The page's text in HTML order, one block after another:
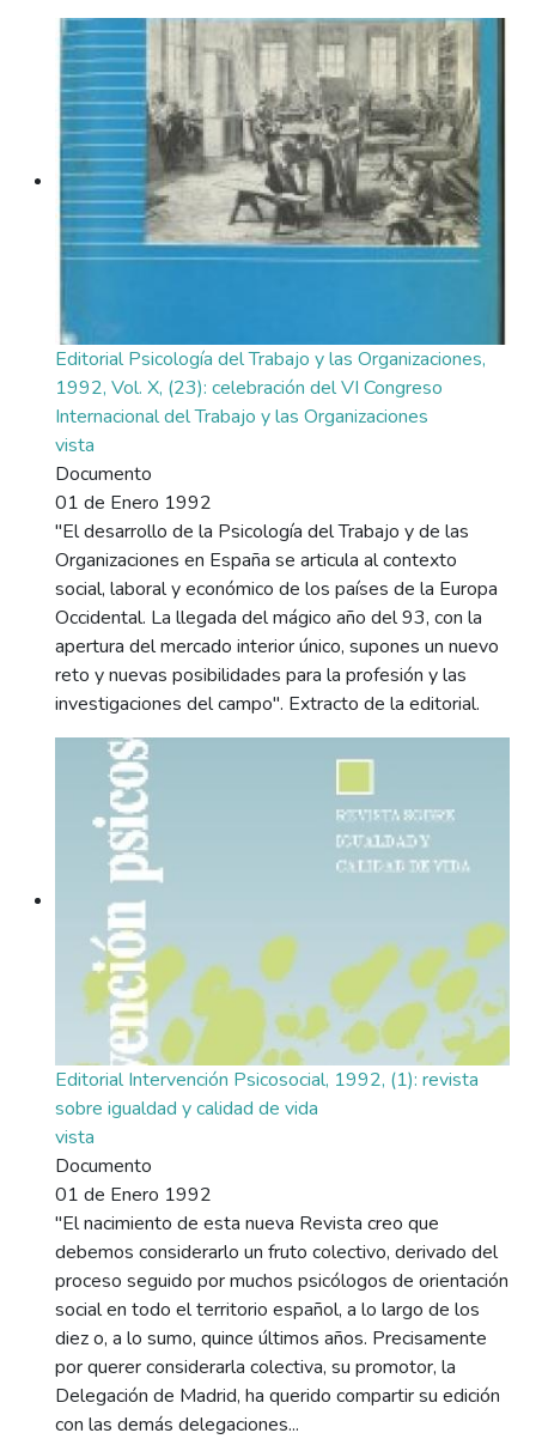
Editorial Psicología del Trabajo y las Organizaciones,
1992, Vol. X, (23): celebración del VI Congreso
Internacional del Trabajo y las Organizaciones
vista
Documento
01 de Enero 1992
"El desarrollo de la Psicología del Trabajo y de las
Organizaciones en España se articula al contexto
social, laboral y económico de los países de la Europa
Occidental. La llegada del mágico año del 93, con la
apertura del mercado interior único, supones un nuevo
reto y nuevas posibilidades para la profesión y las
investigaciones del campo". Extracto de la editorial.
Editorial Intervención Psicosocial, 1992, (1): revista
sobre igualdad y calidad de vida
vista
Documento
01 de Enero 1992
"El nacimiento de esta nueva Revista creo que
debemos considerarlo un fruto colectivo, derivado del
proceso seguido por muchos psicólogos de orientación
social en todo el territorio español, a lo largo de los
diez o, a lo sumo, quince últimos años. Precisamente
por querer considerarla colectiva, su promotor, la
Delegación de Madrid, ha querido compartir su edición
con las demás delegaciones...